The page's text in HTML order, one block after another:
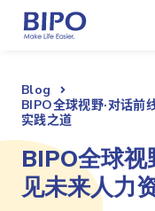
Blog
BIPO全球视野·对话前
实践之道
BIPO全球视
见未来人力